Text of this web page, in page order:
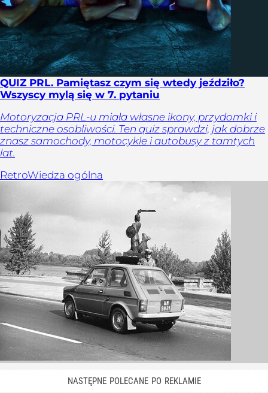
QUIZ PRL. Pamiętasz czym się wtedy jeździło?
Wszyscy mylą się w 7. pytaniu
Motoryzacja PRL-u miała własne ikony, przydomki i
techniczne osobliwości. Ten quiz sprawdzi, jak dobrze
znasz samochody, motocykle i autobusy z tamtych
lat.
RetroWiedza ogólna